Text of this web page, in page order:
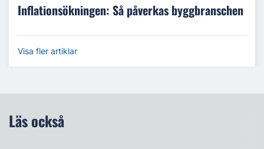
Inflationsökningen: Så påverkas byggbranschen
Visa fler artiklar
Läs också